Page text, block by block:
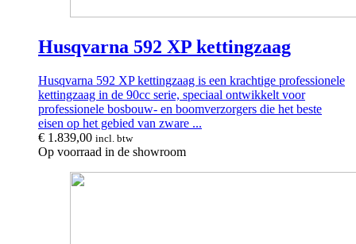
Husqvarna 592 XP kettingzaag
Husqvarna 592 XP kettingzaag is een krachtige professionele
kettingzaag in de 90cc serie, speciaal ontwikkelt voor
professionele bosbouw- en boomverzorgers die het beste
eisen op het gebied van zware ...
€ 1.839,00 incl. btw
Op voorraad in de showroom